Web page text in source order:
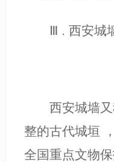
Ⅲ . 西安城
西安城墙又
整的古代城垣
全国重点文物